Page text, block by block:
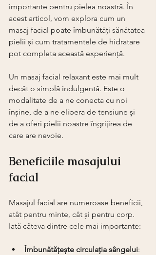
importante pentru pielea noastră. În
acest articol, vom explora cum un
masaj facial poate îmbunătăți sănătatea
pielii și cum tratamentele de hidratare
pot completa această experiență.
Un masaj facial relaxant este mai mult
decât o simplă indulgentă. Este o
modalitate de a ne conecta cu noi
înșine, de a ne elibera de tensiune și
de a oferi pielii noastre îngrijirea de
care are nevoie.
Beneficiile masajului
facial
Masajul facial are numeroase beneficii,
atât pentru minte, cât și pentru corp.
Iată câteva dintre cele mai importante:
Îmbunătățește circulația sângelui: